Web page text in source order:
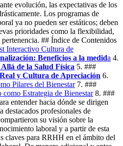
evolución, las expectativas de los
Los programas de
ya no pueden ser estáticos; deben
prioridades como la flexibilidad,
## Índice de Contenidos
Interactivo Cultura de
Beneficios a la medida 4.
de la Salud Física 5. ###
y Cultura de Apreciación 6.
Pilares del Bienestar7. ###
Estrategia de Bienestar8. ###
entender hacia dónde se dirigen
destacados profesionales de
su visión sobre la
laboral y a partir de esta
claves para RRHH en el ámbito del